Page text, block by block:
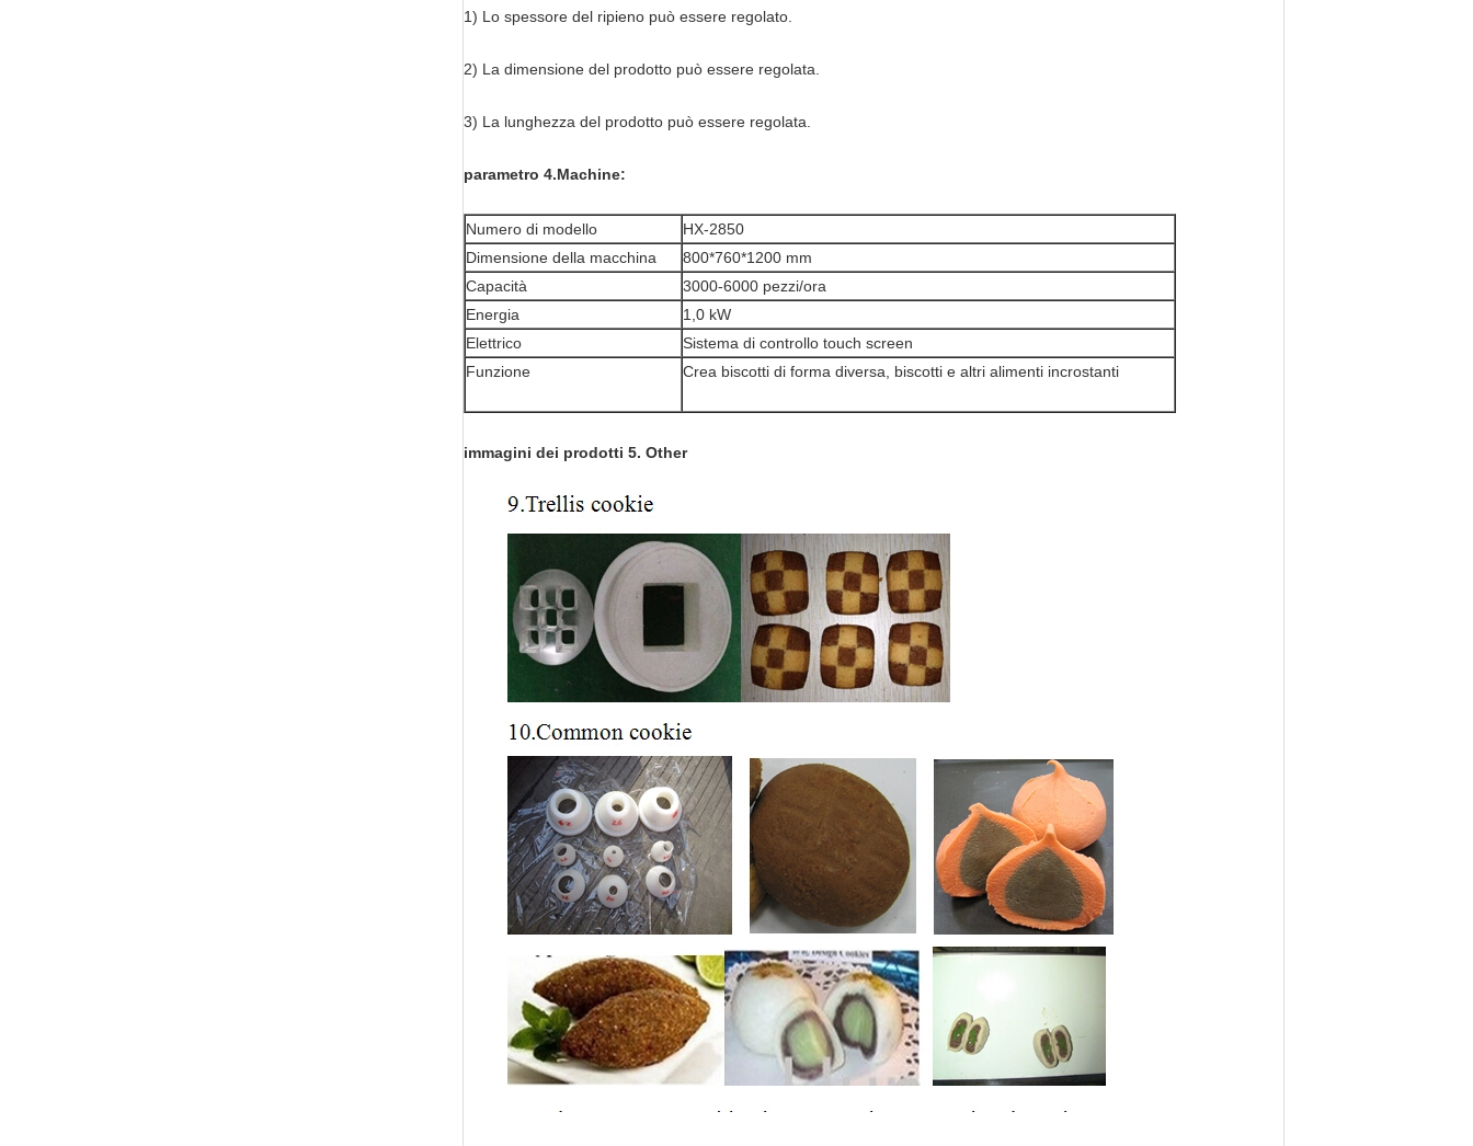
1) Lo spessore del ripieno può essere regolato.
2) La dimensione del prodotto può essere regolata.
3) La lunghezza del prodotto può essere regolata.
parametro 4.Machine:
Numero di modello
HX-2850
Dimensione della macchina
800*760*1200 mm
Capacità
3000-6000 pezzi/ora
Energia
1,0 kW
Elettrico
Sistema di controllo touch screen
Funzione
Crea biscotti di forma diversa, biscotti e altri alimenti incrostanti
immagini dei prodotti 5. Other